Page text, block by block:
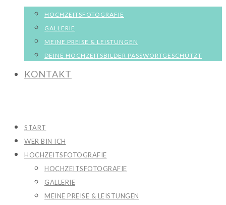
HOCHZEITSFOTOGRAFIE
GALLERIE
MEINE PREISE & LEISTUNGEN
DEINE HOCHZEITSBILDER PASSWORTGESCHÜTZT
KONTAKT
START
WER BIN ICH
HOCHZEITSFOTOGRAFIE
HOCHZEITSFOTOGRAFIE
GALLERIE
MEINE PREISE & LEISTUNGEN